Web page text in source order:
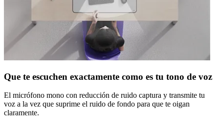
Que te escuchen exactamente como es tu tono de voz
El micrófono mono con reducción de ruido captura y transmite tu
voz a la vez que suprime el ruido de fondo para que te oigan
claramente.